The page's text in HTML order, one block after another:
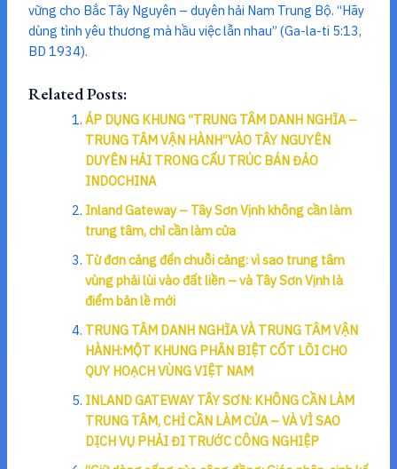
vững cho Bắc Tây Nguyên – duyên hải Nam Trung Bộ. “Hãy
dùng tình yêu thương mà hầu việc lẫn nhau” (Ga-la-ti 5:13,
BD 1934).
Related Posts:
ÁP DỤNG KHUNG “TRUNG TÂM DANH NGHĨA –
TRUNG TÂM VẬN HÀNH”VÀO TÂY NGUYÊN
DUYÊN HẢI TRONG CẤU TRÚC BÁN ĐẢO
INDOCHINA
Inland Gateway – Tây Sơn Vịnh không cần làm
trung tâm, chỉ cần làm cửa
Từ đơn cảng đến chuỗi cảng: vì sao trung tâm
vùng phải lùi vào đất liền – và Tây Sơn Vịnh là
điểm bản lề mới
TRUNG TÂM DANH NGHĨA VÀ TRUNG TÂM VẬN
HÀNH:MỘT KHUNG PHÂN BIỆT CỐT LÕI CHO
QUY HOẠCH VÙNG VIỆT NAM
INLAND GATEWAY TÂY SƠN: KHÔNG CẦN LÀM
TRUNG TÂM, CHỈ CẦN LÀM CỬA – VÀ VÌ SAO
DỊCH VỤ PHẢI ĐI TRƯỚC CÔNG NGHIỆP